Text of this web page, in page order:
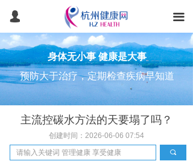
넙 끀
首页
健康常识
健康体检
健康管理
医美抗衰
医疗旅游
身体无小事 健康是大事
预防大于治疗，定期检查疾病早知道
主流控碳水方法的天要塌了吗？
创建时间： 2026-06-06 07:54
끠